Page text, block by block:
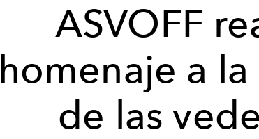
ASVOFF
homenaje a
de las